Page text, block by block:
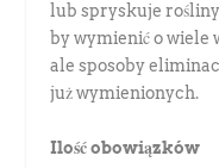
lub spryskuje
by wymienić o wiele
ale sposoby
już wymienionych.
Ilość obowiązków